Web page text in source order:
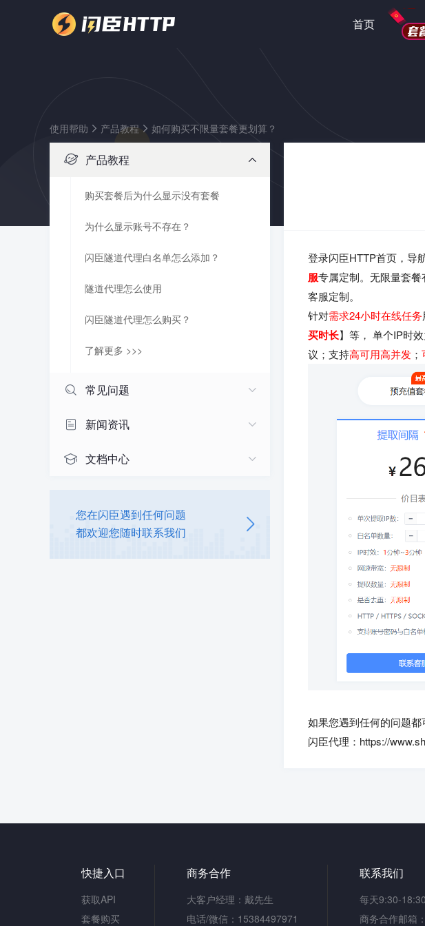
首页 套
使用帮助 产品教程 如何购买不限量套餐更划算？
产品教程
购买套餐后为什么显示没有套餐
为什么显示账号不存在？
闪臣隧道代理白名单怎么添加？
隧道代理怎么使用
闪臣隧道代理怎么购买？
了解更多 >>>
常见问题
新闻资讯
文档中心
您在闪臣遇到任何问题
都欢迎您随时联系我们
登录闪臣HTTP首页，导
服专属定制。无限量套餐
客服定制。
针对需求24小时在线任务
买时长】等， 单个IP时
议；支持高可用高并发 ；
如果您遇到任何的问题都
闪臣代理：https://
快捷入口
获取API
套餐购买
商务合作
大客户经理：戴先生
电话/微信：15384497971
联系我们
每天9:30-
商务合作邮箱